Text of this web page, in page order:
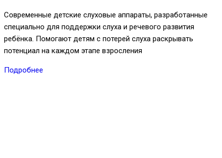
Современные детские слуховые аппараты, разработанные
специально для поддержки слуха и речевого развития
ребёнка. Помогают детям с потерей слуха раскрывать
потенциал на каждом этапе взросления
Подробнее